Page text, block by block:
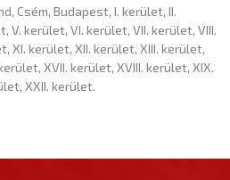
Csém, Budapest, I. kerület, II.
V. kerület, VI. kerület, VII. kerület, VIII.
XI. kerület, XII. kerület, XIII. kerület,
XVII. kerület, XVIII. kerület, XIX.
XXII. kerület.